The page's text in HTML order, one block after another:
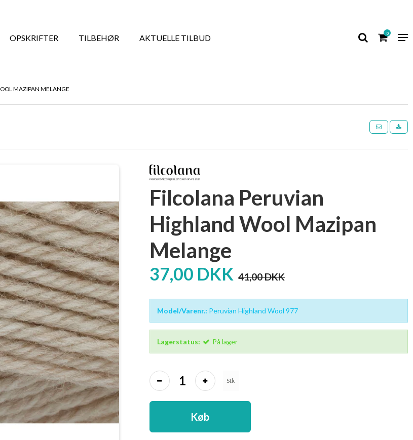
OPSKRIFTER TILBEHØR AKTUELLE TILBUD 0
MAZIPAN MELANGE
Filcolana Peruvian
Highland Wool Mazipan
Melange
37,00 DKK 41,00 DKK
Model/Varenr.: Peruvian Highland Wool 977
Lagerstatus: På lager
Stk
Køb